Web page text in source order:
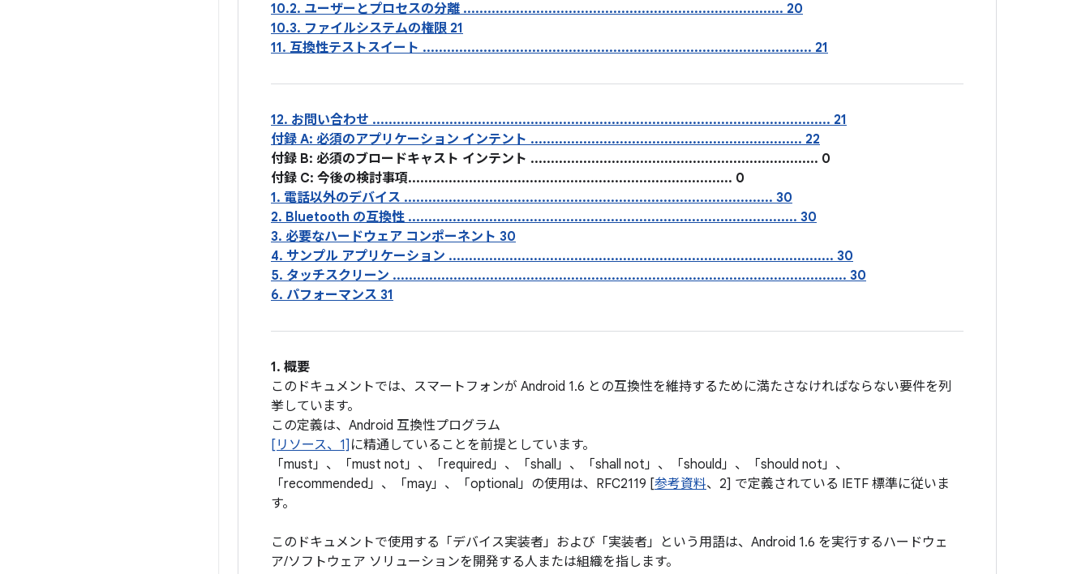
10.2. ユーザーとプロセスの分離 ............................................................................... 20
10.3. ファイルシステムの権限 21
11. 互換性テストスイート ................................................................................................ 21
12. お問い合わせ ................................................................................................................. 21
付録 A: 必須のアプリケーション インテント ................................................................... 22
付録 B: 必須のブロードキャスト インテント ....................................................................... 0
付録 C: 今後の検討事項................................................................................ 0
1. 電話以外のデバイス ........................................................................................... 30
2. Bluetooth の互換性 ................................................................................................ 30
3. 必要なハードウェア コンポーネント 30
4. サンプル アプリケーション ............................................................................................... 30
5. タッチスクリーン ................................................................................................................ 30
6. パフォーマンス 31
1. 概要
このドキュメントでは、スマートフォンが Android 1.6 との互換性を維持するために満たさなければならない要件を列
挙しています。
この定義は、Android 互換性プログラム
[リソース、1] に精通していることを前提としています。
「must」、「must not」、「required」、「shall」、「shall not」、「should」、「should not」、
「recommended」、「may」、「optional」の使用は、RFC2119 [参考資料、2] で定義されている IETF 標準に従いま
す。
このドキュメントで使用する「デバイス実装者」および「実装者」という用語は、Android 1.6 を実行するハードウェ
ア/ソフトウェア ソリューションを開発する人または組織を指します。